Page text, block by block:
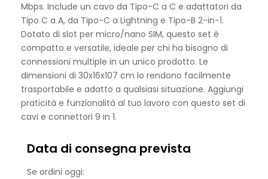
Mbps. Include un cavo da Tipo-C a C e adattatori da
Tipo C a A, da Tipo-C a Lightning e Tipo-B 2-in-1.
Dotato di slot per micro/nano SIM, questo set è
compatto e versatile, ideale per chi ha bisogno di
connessioni multiple in un unico prodotto. Le
dimensioni di 30x16x107 cm lo rendono facilmente
trasportabile e adatto a qualsiasi situazione. Aggiungi
praticità e funzionalità al tuo lavoro con questo set di
cavi e connettori 9 in 1.
Data di consegna prevista
Se ordini oggi: